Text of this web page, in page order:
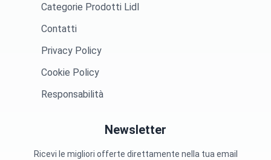
Categorie Prodotti Lidl
Contatti
Privacy Policy
Cookie Policy
Responsabilità
Newsletter
Ricevi le migliori offerte direttamente nella tua email